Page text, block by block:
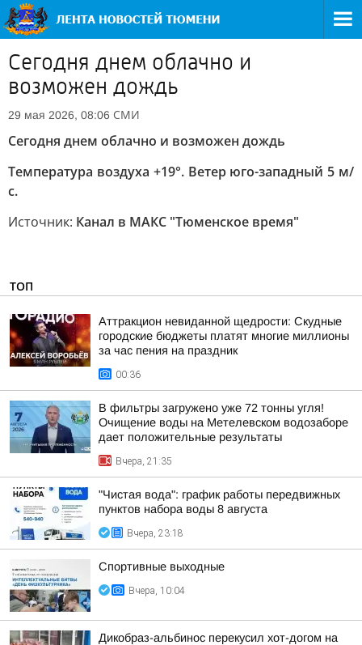
Сегодня днем облачно и
возможен дождь
29 мая 2026, 08:06 СМИ
Сегодня днем облачно и возможен дождь
Температура воздуха +19°. Ветер юго-западный 5 м/
с.
Источник: Канал в МАКС "Тюменское время"
ТОП
Аттракцион невиданной щедрости: Скудные
городские бюджеты платят многие миллионы
за час пения на праздник
00:36
В фильтры загружено уже 72 тонны угля!
Очищение воды на Метелевском водозаборе
дает положительные результаты
Вчера, 21:35
"Чистая вода": график работы передвижных
пунктов набора воды 8 августа
Вчера, 23:18
Спортивные выходные
Вчера, 10:04
Дикобраз-альбинос перекусил хот-догом на